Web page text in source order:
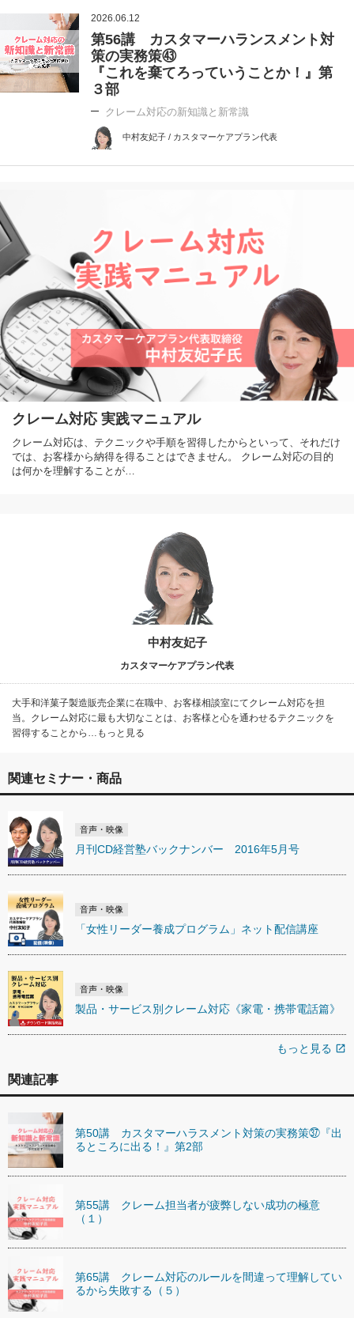
2026.06.12
第56講 カスタマーハランスメント対
策の実務策㊸
『これを棄てろっていうことか！』第
３部
クレーム対応の新知識と新常識
中村友妃子 / カスタマーケアプラン代表
クレーム対応 実践マニュアル
クレーム対応は、テクニックや手順を習得したからといって、それだけ
では、お客様から納得を得ることはできません。 クレーム対応の目的
は何かを理解することが…
中村友妃子
カスタマーケアプラン代表
大手和洋菓子製造販売企業に在職中、お客様相談室にてクレーム対応を担
当。クレーム対応に最も大切なことは、お客様と心を通わせるテクニックを
習得することから…もっと見る
関連セミナー・商品
音声・映像
月刊CD経営塾バックナンバー 2016年5月号
音声・映像
「女性リーダー養成プログラム」ネット配信講座
音声・映像
製品・サービス別クレーム対応《家電・携帯電話篇》
もっと見る open_in_new
関連記事
第50講 カスタマーハラスメント対策の実務策㊲『出
るところに出る！』第2部
第55講 クレーム担当者が疲弊しない成功の極意
（１）
第65講 クレーム対応のルールを間違って理解してい
るから失敗する（５）